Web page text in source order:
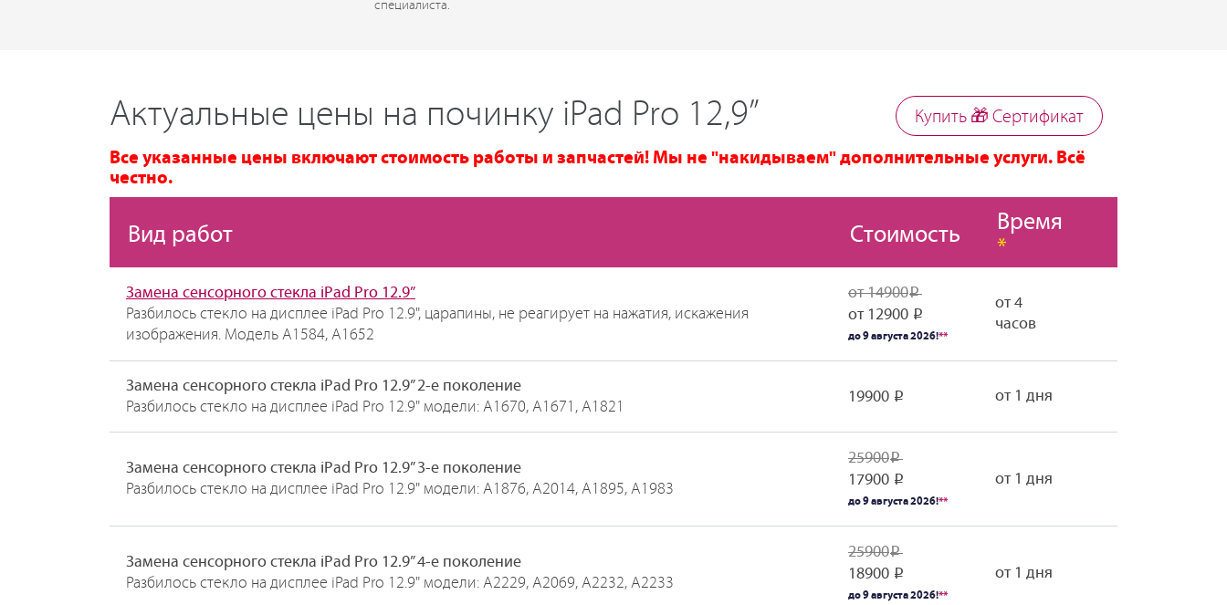
специалиста.
Актуальные цены на починку iPad Pro 12,9” Купить 🎁 Cертификат
Все указанные цены включают стоимость работы и запчастей! Мы не "накидываем" дополнительные услуги. Всё
честно.
Вид работ Стоимость
Время
*
Замена сенсорного стекла iPad Pro 12.9”
Разбилось стекло на дисплее iPad Pro 12.9", царапины, не реагирует на нажатия, искажения
изображения. Модель A1584, A1652
от 14900Р
от 12900 Р
до 9 августа 2026!**
от 4
часов
Замена сенсорного стекла iPad Pro 12.9” 2-е поколение
Разбилось стекло на дисплее iPad Pro 12.9" модели: A1670, A1671, A1821
19900 Р от 1 дня
Замена сенсорного стекла iPad Pro 12.9” 3-е поколение
Разбилось стекло на дисплее iPad Pro 12.9" модели: A1876, A2014, A1895, A1983
25900Р
17900 Р
до 9 августа 2026!**
от 1 дня
Замена сенсорного стекла iPad Pro 12.9” 4-е поколение
Разбилось стекло на дисплее iPad Pro 12.9" модели: A2229, A2069, A2232, A2233
25900Р
18900 Р
до 9 августа 2026!**
от 1 дня